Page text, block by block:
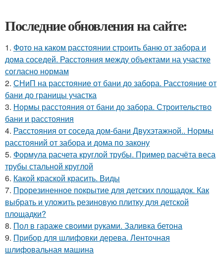
Последние обновления на сайте:
1. Фото на каком расстоянии строить баню от забора и
дома соседей. Расстояния между объектами на участке
согласно нормам
2. СНиП на расстояние от бани до забора. Расстояние от
бани до границы участка
3. Нормы расстояния от бани до забора. Строительство
бани и расстояния
4. Расстояния от соседа дом-бани Двухэтажной.. Нормы
расстояний от забора и дома по закону
5. Формула расчета круглой трубы. Пример расчёта веса
трубы стальной круглой
6. Какой краской красить. Виды
7. Прорезиненное покрытие для детских площадок. Как
выбрать и уложить резиновую плитку для детской
площадки?
8. Пол в гараже своими руками. Заливка бетона
9. Прибор для шлифовки дерева. Ленточная
шлифовальная машина